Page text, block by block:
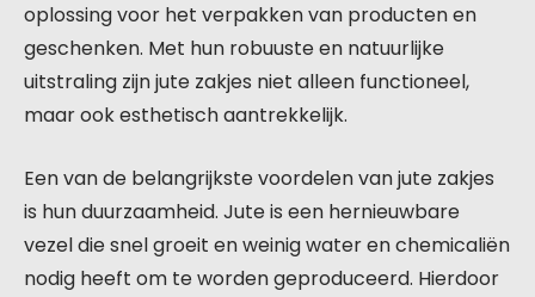
oplossing voor het verpakken van producten en
geschenken. Met hun robuuste en natuurlijke
uitstraling zijn jute zakjes niet alleen functioneel,
maar ook esthetisch aantrekkelijk.
Een van de belangrijkste voordelen van jute zakjes
is hun duurzaamheid. Jute is een hernieuwbare
vezel die snel groeit en weinig water en chemicaliën
nodig heeft om te worden geproduceerd. Hierdoor